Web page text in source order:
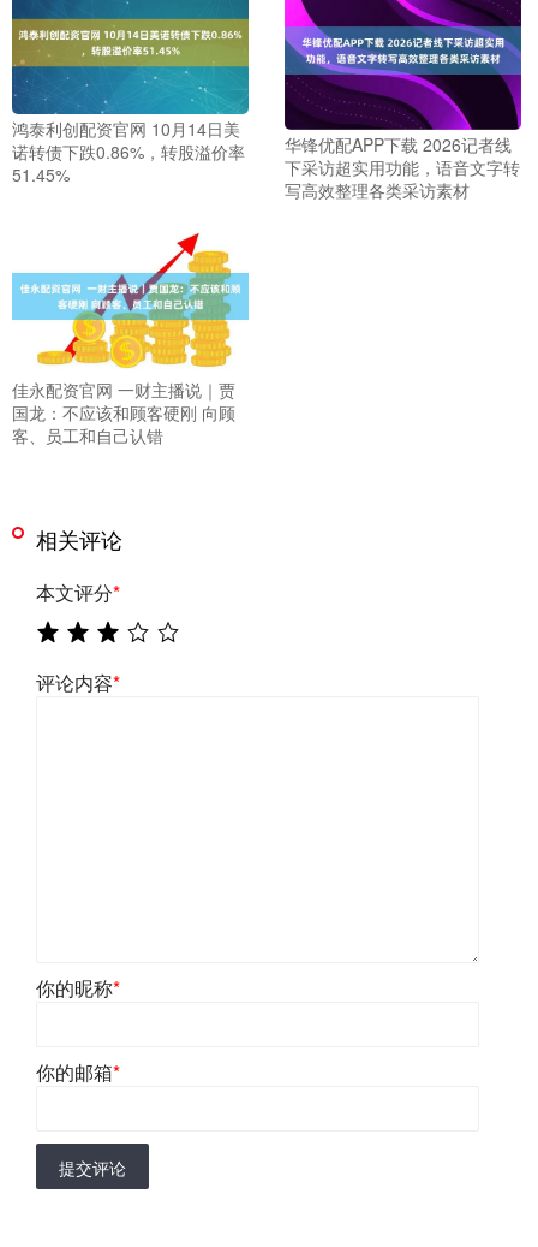
鸿泰利创配资官网 10月14日美
诺转债下跌0.86%，转股溢价率
51.45%
华锋优配APP下载 2026记者线
下采访超实用功能，语音文字转
写高效整理各类采访素材
佳永配资官网 一财主播说｜贾
国龙：不应该和顾客硬刚 向顾
客、员工和自己认错
相关评论
本文评分*
评论内容*
你的昵称*
你的邮箱*
提交评论